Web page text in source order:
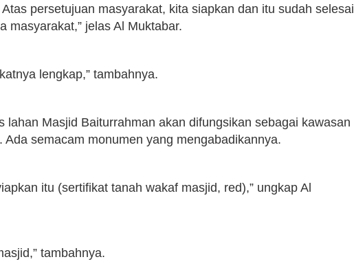
persetujuan masyarakat, kita siapkan dan itu sudah selesai
masyarakat,” jelas Al Muktabar.
lengkap,” tambahnya.
lahan Masjid Baiturrahman akan difungsikan sebagai kawasan
semacam monumen yang mengabadikannya.
itu (sertifikat tanah wakaf masjid, red),” ungkap Al
tambahnya.